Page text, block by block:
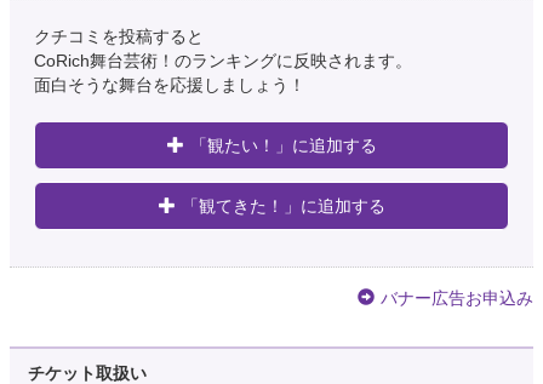
クチコミを投稿すると
CoRich舞台芸術！のランキングに反映されます。
面白そうな舞台を応援しましょう！
「観たい！」に追加する
「観てきた！」に追加する
バナー広告お申込み
チケット取扱い